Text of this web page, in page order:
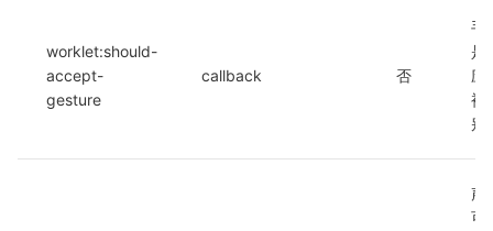
worklet:should-
accept-
gesture
callback 否
手
是
应
被
别
声
可